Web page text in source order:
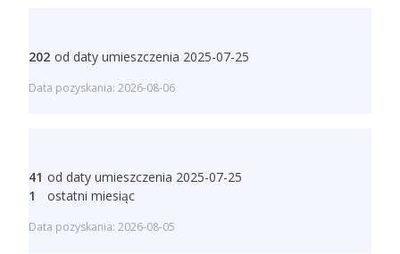
202 od daty umieszczenia 2025-07-25
Data pozyskania: 2026-08-06
41 od daty umieszczenia 2025-07-25
1
ostatni miesiąc
Data pozyskania: 2026-08-05